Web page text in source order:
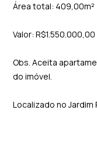
Área total: 409,00m²
Valor: R$1.550.000,00
Obs. Aceita
do imóvel.
Localizado no Jardim